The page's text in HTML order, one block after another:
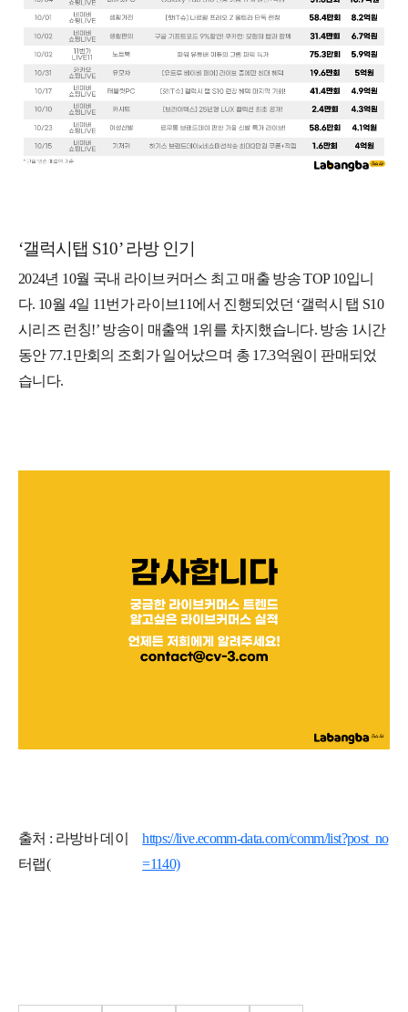
‘갤럭시탭 S10’ 라방 인기
2024년 10월 국내 라이브커머스 최고 매출 방송 TOP 10입니
다. 10월 4일 11번가 라이브11에서 진행되었던 ‘갤럭시 탭 S10
시리즈 런칭!’ 방송이 매출액 1위를 차지했습니다. 방송 1시간
동안 77.1만회의 조회가 일어났으며 총 17.3억원이 판매되었
습니다.
출처 : 라방바 데이
터랩(
https://live.ecomm-data.com/comm/list?post_no
=1140)